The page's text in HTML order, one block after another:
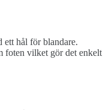
hål för blandare.
foten vilket gör det enkelt